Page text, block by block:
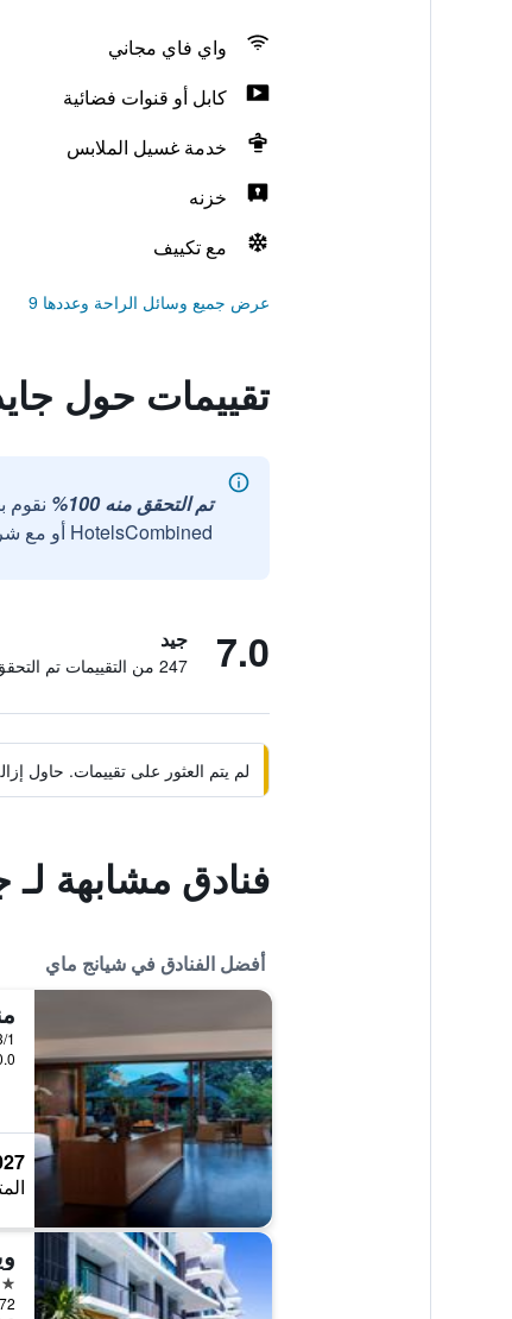
واي فاي مجاني
كابل أو قنوات فضائية
خدمة غسيل الملابس
خزنه
مع تكييف
عرض جميع وسائل الراحة وعددها 9
تقييمات حول
تم التحقق منه 100%
نقوم
HotelsCombined أو مع شركائنا الخارجيين الموثوقين.
7.0 جيد
247 من التقييمات تم التحقق منها
لم يتم العثور على تقييمات. حاول
فنادق مشابهة لـ
أفضل الفنادق في شيانج ماي
0.0 كيلومتر عن
5 نجوم